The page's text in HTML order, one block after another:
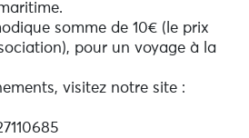
somme de 10€ (le prix
pour un voyage à la
visitez notre site :